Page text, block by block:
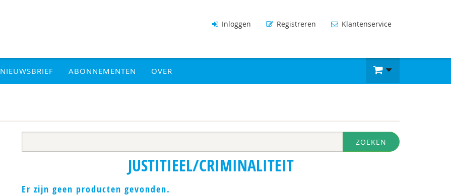
Inloggen Registreren Klantenservice
NIEUWSBRIEF ABONNEMENTEN OVER
ZOEKEN
JUSTITIEEL/CRIMINALITEIT
Er zijn geen producten gevonden.